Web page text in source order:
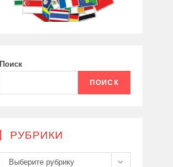
Поиск
ПОИСК
РУБРИКИ
Рубрики
Выберите рубрику